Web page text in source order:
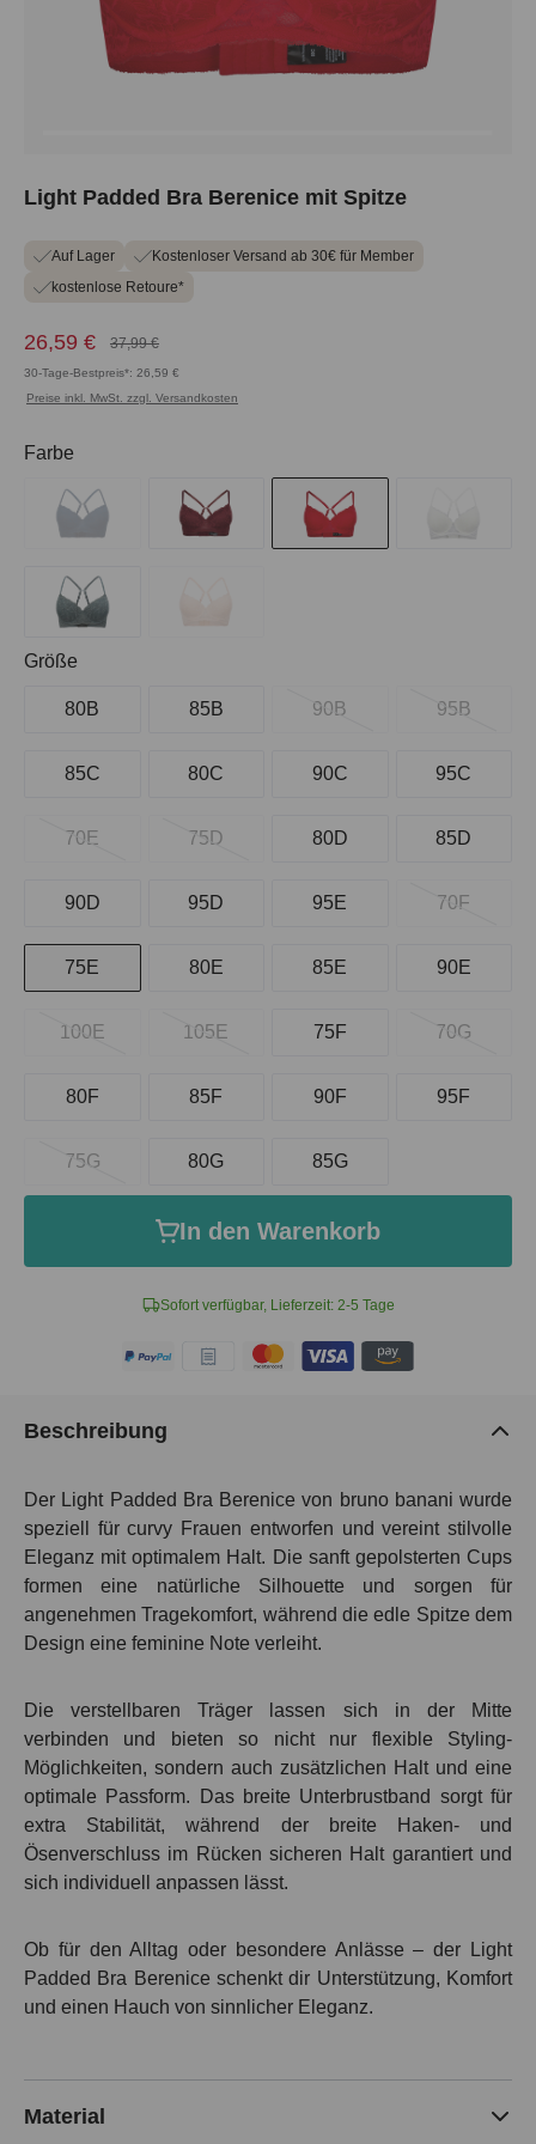
Light Padded Bra Berenice mit Spitze
Auf Lager
Kostenloser Versand ab 30€ für Member
kostenlose Retoure*
26,59 € 37,99 €
30-Tage-Bestpreis*: 26,59 €
Preise inkl. MwSt. zzgl. Versandkosten
Sofort verfügbar, Lieferzeit: 2-5 Tage
Farbe
Größe
80B 85B 90B 95B
85C 80C 90C 95C
70E 75D 80D 85D
90D 95D 95E 70F
75E 80E 85E 90E
100E 105E 75F 70G
80F 85F 90F 95F
75G 80G 85G
In den Warenkorb
Beschreibung
Der Light Padded Bra Berenice von bruno banani wurde
speziell für curvy Frauen entworfen und vereint stilvolle
Eleganz mit optimalem Halt. Die sanft gepolsterten Cups
formen eine natürliche Silhouette und sorgen für
angenehmen Tragekomfort, während die edle Spitze dem
Design eine feminine Note verleiht.
Die verstellbaren Träger lassen sich in der Mitte
verbinden und bieten so nicht nur flexible Styling-
Möglichkeiten, sondern auch zusätzlichen Halt und eine
optimale Passform. Das breite Unterbrustband sorgt für
extra Stabilität, während der
breite Haken- und
Ösenverschluss im Rücken sicheren Halt garantiert und
sich individuell anpassen lässt.
Ob für den Alltag oder besondere Anlässe – der
Light
Padded Bra Berenice schenkt dir Unterstützung, Komfort
und einen Hauch von sinnlicher Eleganz.
Material